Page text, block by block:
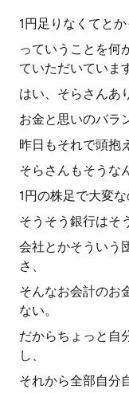
1円足りなくてと
っていうことを何
ていただいていま
はい、そらさんあ
お金と思いのバラ
昨日もそれで頭抱
そらさんもそうな
1円の株足で大変な
そうそう銀行はそ
会社とかそういう
さ、
そんなお会計のお
ない。
だからちょっと自
し、
それから全部自分